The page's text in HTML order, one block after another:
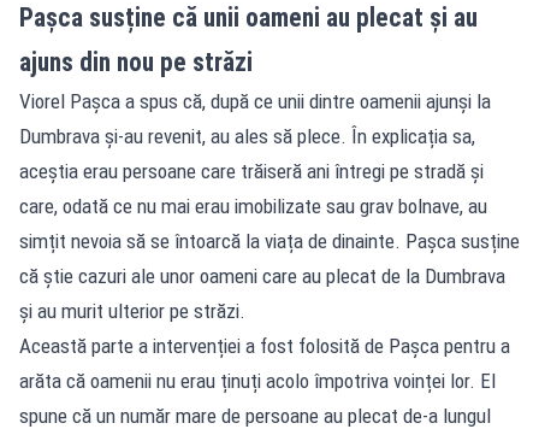
Pașca susține că unii oameni au plecat și au
ajuns din nou pe străzi
Viorel Pașca a spus că, după ce unii dintre oamenii ajunși la
Dumbrava și-au revenit, au ales să plece. În explicația sa,
aceștia erau persoane care trăiseră ani întregi pe stradă și
care, odată ce nu mai erau imobilizate sau grav bolnave, au
simțit nevoia să se întoarcă la viața de dinainte. Pașca susține
că știe cazuri ale unor oameni care au plecat de la Dumbrava
și au murit ulterior pe străzi.
Această parte a intervenției a fost folosită de Pașca pentru a
arăta că oamenii nu erau ținuți acolo împotriva voinței lor. El
spune că un număr mare de persoane au plecat de-a lungul